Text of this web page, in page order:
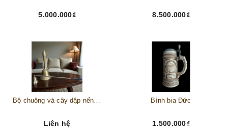
5.000.000₫ 8.500.000₫
Bộ chuông và cây dập nến đồng
Liên hệ
Bình bia Đức
1.500.000₫